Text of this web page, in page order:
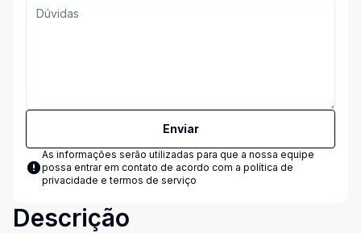
Enviar
As informações serão utilizadas para que a nossa equipe
possa entrar em contato de acordo com a política de
privacidade e termos de serviço
Descrição